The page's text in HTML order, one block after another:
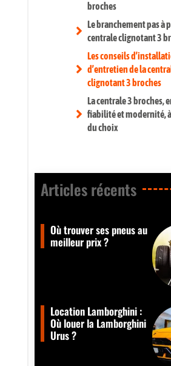
broches
Le branchement pas à
centrale clignotant 3
Les conseils
d’entretien de la
clignotant 3 broches
La centrale 3 broches,
fiabilité et modernité,
du choix
Articles récents​
Où trouver ses pneus au
meilleur prix ?
Location Lamborghini :
Où louer la Lamborghini
Urus ?